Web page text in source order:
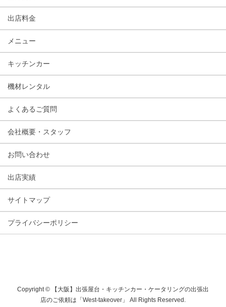
出店料金
メニュー
キッチンカー
機材レンタル
よくあるご質問
会社概要・スタッフ
お問い合わせ
出店実績
サイトマップ
プライバシーポリシー
Copyright © 【大阪】出張屋台・キッチンカー・ケータリングの出張出
店のご依頼は「West-takeover」 All Rights Reserved.